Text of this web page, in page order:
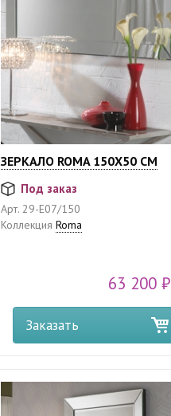
ЗЕРКАЛО ROMA 150X50 СМ
Под заказ
Арт.29-E07/150
Коллекция Roma
63 200 ₽
Заказать